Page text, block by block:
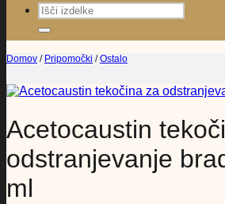
Išči:
Domov / Pripomočki / Ostalo
Acetocaustin
odstranjevanje
ml